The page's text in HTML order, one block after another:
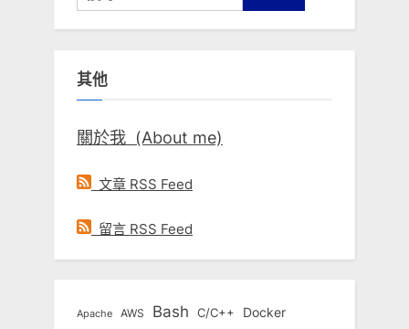
尋
關
字:
其他
關於我 (About me)
文章 RSS Feed
留言 RSS Feed
Apache AWS Bash C/C++ Docker